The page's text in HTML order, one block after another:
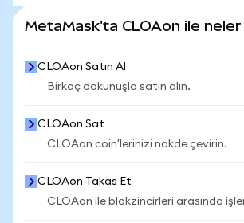
MetaMask'ta CLOAon ile neler
CLOAon Satın Al
Birkaç dokunuşla satın alın.
CLOAon Sat
CLOAon coin'lerinizi nakde çevirin.
CLOAon Takas Et
CLOAon ile blokzincirleri arasında